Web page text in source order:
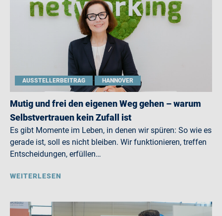
AUSSTELLERBEITRAG HANNOVER
Mutig und frei den eigenen Weg gehen – warum
Selbstvertrauen kein Zufall ist
Es gibt Momente im Leben, in denen wir spüren: So wie es
gerade ist, soll es nicht bleiben. Wir funktionieren, treffen
Entscheidungen, erfüllen…
WEITERLESEN